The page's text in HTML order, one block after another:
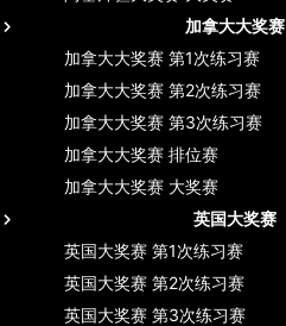
加拿大大奖赛
加拿大大奖赛 第1次练习赛
加拿大大奖赛 第2次练习赛
加拿大大奖赛 第3次练习赛
加拿大大奖赛 排位赛
加拿大大奖赛 大奖赛
英国大奖赛
英国大奖赛 第1次练习赛
英国大奖赛 第2次练习赛
英国大奖赛 第3次练习赛